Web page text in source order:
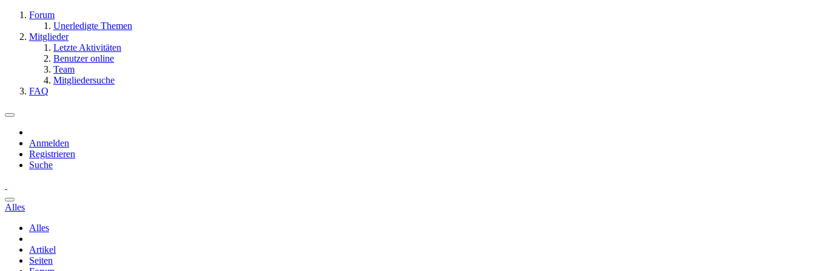
Forum
Unerledigte Themen
Mitglieder
Letzte Aktivitäten
Benutzer online
Team
Mitgliedersuche
FAQ
Anmelden
Registrieren
Suche
Alles
Alles
Artikel
Seiten